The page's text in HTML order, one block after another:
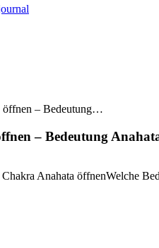
öffnen – Bedeutung…
– Bedeutung
Welche